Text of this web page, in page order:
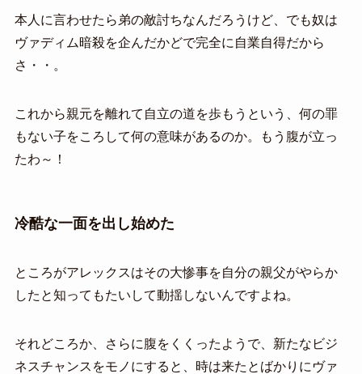
本人に言わせたら弟の敵討ちなんだろうけど、でも奴は
ヴァディム暗殺を企んだかどで完全に自業自得だから
さ・・。
これから親元を離れて自立の道を歩もうという、何の罪
もない子をころして何の意味があるのか。もう腹が立っ
たわ～！
冷酷な一面を出し始めた
ところがアレックスはその大惨事を自分の親父がやらか
したと知ってもたいして動揺しないんですよね。
それどころか、さらに腹をくくったようで、新たなビジ
ネスチャンスをモノにすると、時は来たとばかりにヴァ